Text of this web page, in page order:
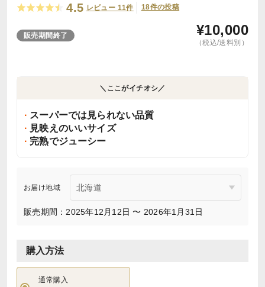
4.5 レビュー 11件 18件の投稿
販売期間終了 ¥10,000
（税込/送料別）
＼ここがイチオシ／
スーパーでは見られない品質
見映えのいいサイズ
完熟でジューシー
お届け地域
販売期間：2025年12月12日 〜 2026年1月31日
購入方法
通常購入